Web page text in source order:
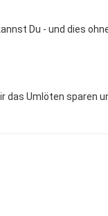
Du - und dies
das Umlöten sparen